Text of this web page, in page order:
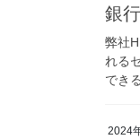
銀
弊社
れる
でき
2024